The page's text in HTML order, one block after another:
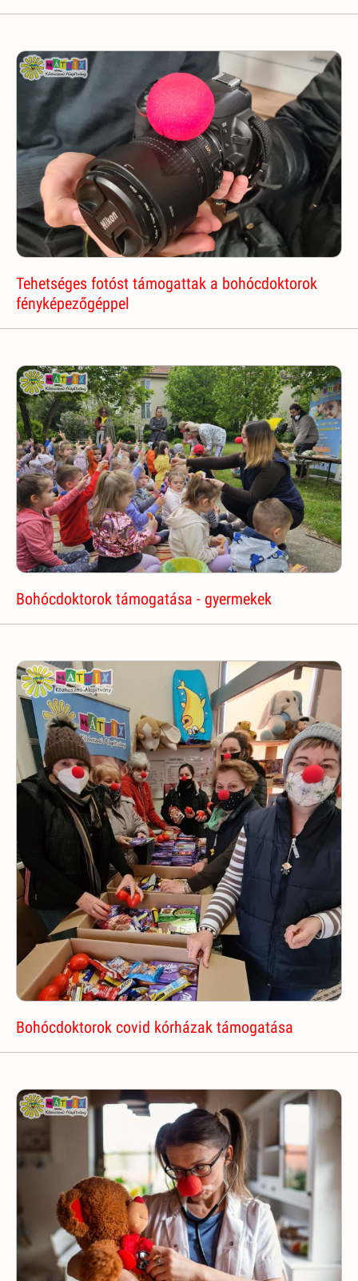
Tehetséges fotóst támogattak a bohócdoktorok
fényképezőgéppel
Bohócdoktorok támogatása - gyermekek
Bohócdoktorok covid kórházak támogatása